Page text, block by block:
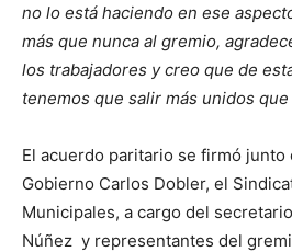
no lo está haciendo en ese
más que nunca al gremio,
los trabajadores y creo que de
tenemos que salir más unidos
El acuerdo paritario se firmó
Gobierno Carlos Dobler, el
Municipales, a cargo del
Núñez y representantes del